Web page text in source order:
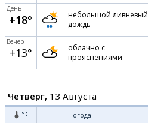
День
+18°
небольшой ливневый
дождь
Вечер
+13°
облачно с
прояснениями
Четверг, 13 Августа
°C Погода